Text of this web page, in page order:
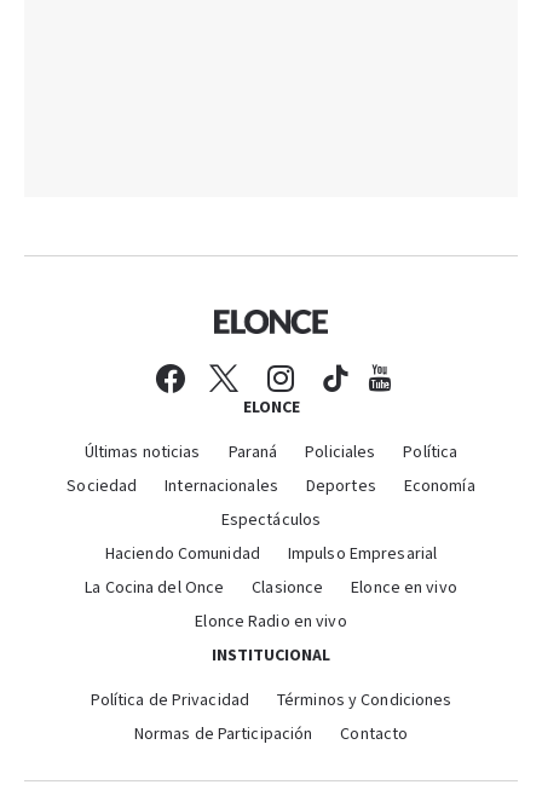
ELONCE
Últimas noticias Paraná Policiales
Política
Sociedad
Internacionales Deportes
Economía
Espectáculos
Haciendo Comunidad
Impulso Empresarial
La Cocina del Once
Clasionce
Elonce en vivo
Elonce Radio en vivo
INSTITUCIONAL
Política de Privacidad
Términos y Condiciones
Normas de Participación
Contacto